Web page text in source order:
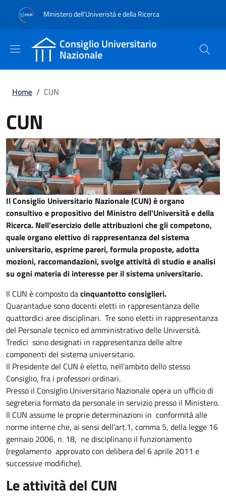
al contenuto principale
to footer content
Ministero dell'Univeristà e della Ricerca
Consiglio Universitario
Nazionale
Briciole di pane
Home / CUN
CUN
Il Consiglio Universitario Nazionale (CUN) è organo
consultivo e propositivo del Ministro dell'Università e della
Ricerca. Nell'esercizio delle attribuzioni che gli competono,
quale organo elettivo di rappresentanza del sistema
universitario, esprime pareri, formula proposte, adotta
mozioni, raccomandazioni, svolge attività di studio e analisi
su ogni materia di interesse per il sistema universitario.
Il CUN è composto dacinquantotto consiglieri.
Quarantadue sono docenti eletti in rappresentanza delle
quattordici aree disciplinari. Tre sono eletti in rappresentanza
del Personale tecnico ed amministrativo delle Università.
Tredici sono designati in rappresentanza delle altre
componenti del sistema universitario.
Il Presidente del CUN è eletto, nell'ambito dello stesso
Consiglio, fra i professori ordinari.
Presso il Consiglio Universitario Nazionale opera un ufficio di
segreteria formato da personale in servizio presso il Ministero.
Il CUN assume le proprie determinazioni in conformità alle
norme interne che, ai sensi dell'art.1, comma 5, della legge 16
gennaio 2006, n. 18, ne disciplinano il funzionamento
(regolamento approvato con delibera del 6 aprile 2011 e
successive modifiche).
Le attività del CUN